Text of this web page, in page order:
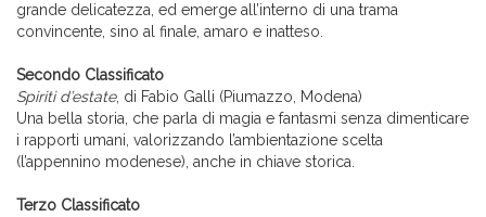
grande delicatezza, ed emerge all’interno di una trama
convincente, sino al finale, amaro e inatteso.
Secondo Classificato
Spiriti d’estate, di Fabio Galli (Piumazzo, Modena)
Una bella storia, che parla di magia e fantasmi senza dimenticare
i rapporti umani, valorizzando l’ambientazione scelta
(l’appennino modenese), anche in chiave storica.
Terzo Classificato